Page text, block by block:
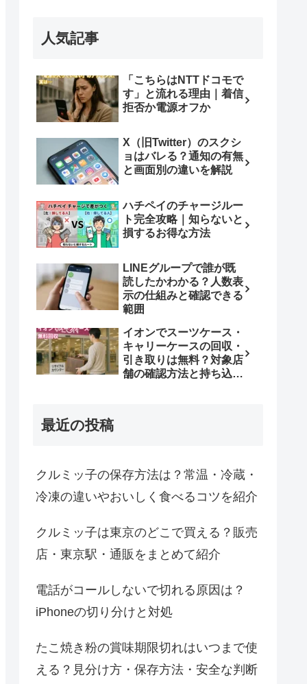
人気記事
「こちらはNTTドコモで
す」と流れる理由｜着信
拒否か電源オフか
X（旧Twitter）のスクシ
ョはバレる？通知の有無
と画面別の違いを解説
ハチペイのチャージルー
ト完全攻略｜知らないと
損するお得な方法
LINEグループで誰が既
読したかわかる？人数表
示の仕組みと確認できる
範囲
イオンでスーツケース・
キャリーケースの回収・
引き取りは無料？対象店
舗の確認方法と持ち込み
最近の投稿
クルミッ子の保存方法は？常温・冷蔵・
冷凍の違いやおいしく食べるコツを紹介
クルミッ子は東京のどこで買える？販売
店・東京駅・通販をまとめて紹介
電話がコールしないで切れる原因は？
iPhoneの切り分けと対処
たこ焼き粉の賞味期限切れはいつまで使
える？見分け方・保存方法・安全な判断